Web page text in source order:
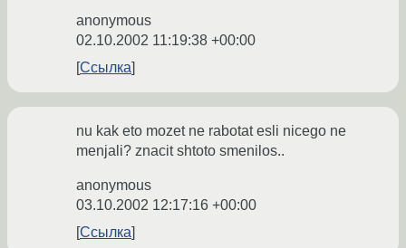
anonymous
02.10.2002 11:19:38 +00:00
Ссылка
nu kak eto mozet ne rabotat esli nicego ne
menjali? znacit shtoto smenilos..
anonymous
03.10.2002 12:17:16 +00:00
Ссылка